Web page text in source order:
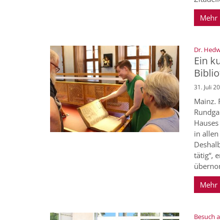
Mehr
Dr.
Ein
31. Juli
Mainz.
in
tätig“,
Mehr
Besuch